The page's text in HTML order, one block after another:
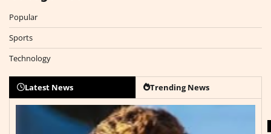
Popular
Sports
Technology
Latest News Trending News